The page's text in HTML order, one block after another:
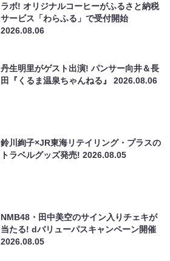
ラボ! オリジナルコーヒーがふるさと納税
サービス「わらふる」で受付開始
2026.08.06
丹生明里がゲスト出演! パンサー向井＆長
田『くるま温泉ちゃんねる』2026.08.06
鈴川絢子×JR東海リテイリング・プラスの
トラベルグッズ発売!2026.08.05
NMB48・田中美空のサイン入りチェキが
当たる! dバリューパスキャンペーン開催
2026.08.05